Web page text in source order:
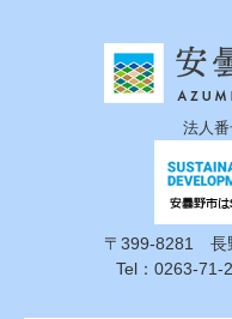
法人
〒399-8281 長
Tel：0263-71-